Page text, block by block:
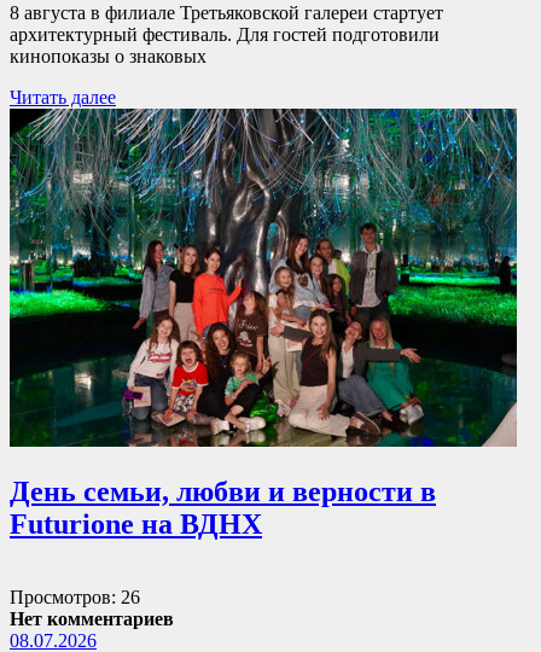
8 августа в филиале Третьяковской галереи стартует
архитектурный фестиваль. Для гостей подготовили
кинопоказы о знаковых
Читать далее
День семьи, любви и верности в
Futurione на ВДНХ
Просмотров: 26
Нет комментариев
08.07.2026